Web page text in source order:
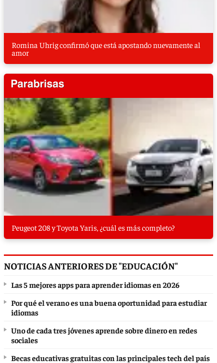
Romina Uhrig confirmó que está apostando nuevamente al
amor
Peugeot 208 y Toyota Yaris, ¿cuál es más completo?
NOTICIAS ANTERIORES DE "EDUCACIÓN"
Las 5 mejores apps para aprender idiomas en 2026
Por qué el verano es una buena oportunidad para estudiar
idiomas
Uno de cada tres jóvenes aprende sobre dinero en redes
sociales
Becas educativas gratuitas con las principales tech del país